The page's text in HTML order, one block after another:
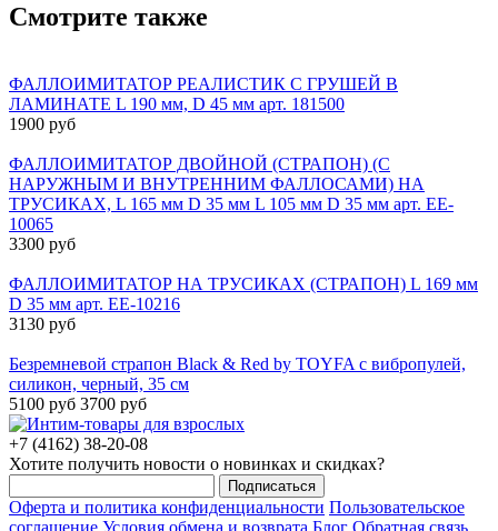
Смотрите также
ФАЛЛОИМИТАТОР РЕАЛИСТИК С ГРУШЕЙ В
ЛАМИНАТЕ L 190 мм, D 45 мм арт. 181500
1900 руб
ФАЛЛОИМИТАТОР ДВОЙНОЙ (СТРАПОН) (С
НАРУЖНЫМ И ВНУТРЕННИМ ФАЛЛОСАМИ) НА
ТРУСИКАХ, L 165 мм D 35 мм L 105 мм D 35 мм арт. EE-
10065
3300 руб
ФАЛЛОИМИТАТОР НА ТРУСИКАХ (СТРАПОН) L 169 мм
D 35 мм арт. EE-10216
3130 руб
Безремневой страпон Black & Red by TOYFA с вибропулей,
силикон, черный, 35 см
5100 руб 3700 руб
+7 (4162) 38-20-08
Хотите получить новости о новинках и скидках?
Подписаться
Оферта и политика конфиденциальности Пользовательское
соглашение Условия обмена и возврата Блог Обратная связь